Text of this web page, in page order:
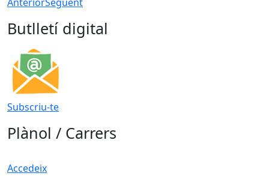
AnteriorSegüent
Butlletí digital
Subscriu-te
Plànol / Carrers
Accedeix